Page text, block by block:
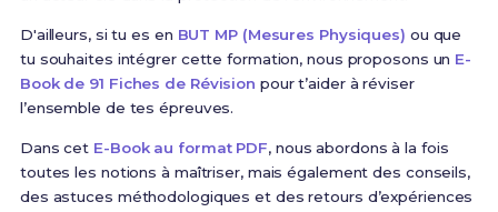
D'ailleurs, si tu es en BUT MP (Mesures Physiques) ou que
tu souhaites intégrer cette formation, nous proposons un E-
Book de 91 Fiches de Révision pour t’aider à réviser
l’ensemble de tes épreuves.
Dans cet E-Book au format PDF, nous abordons à la fois
toutes les notions à maîtriser, mais également des conseils,
des astuces méthodologiques et des retours d’expériences